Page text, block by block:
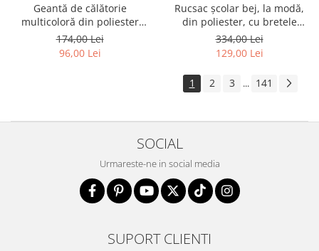
Geantă de călătorie
multicoloră din poliester
rezistent cu port USB,
acoperită cu un model vegetal
- Rovicky PTR-R-TL15608-8831
174,00 Lei
96,00 Lei
Rucsac școlar bej, la modă,
din poliester, cu bretele
reglabile - Peterson PTR-PTN
8594-1389 BEIGE
334,00 Lei
129,00 Lei
1 2 3 ... 141
SOCIAL
Urmareste-ne in social media
SUPORT CLIENTI